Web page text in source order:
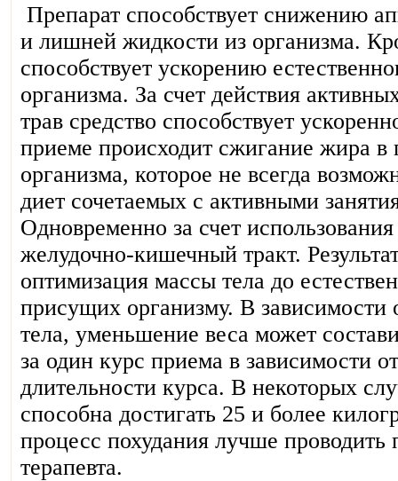
Препарат способствует снижению
и лишней жидкости из организма.
способствует ускорению
организма. За счет действия
трав средство способствует
приеме происходит сжигание жира в
организма, которое не всегда
диет сочетаемых с активными
Одновременно за счет
желудочно-кишечный тракт.
оптимизация массы тела до
присущих организму. В
тела, уменьшение веса может
за один курс приема в зависимости
длительности курса. В некоторых
способна достигать 25 и более
процесс похудания лучше проводить
терапевта.